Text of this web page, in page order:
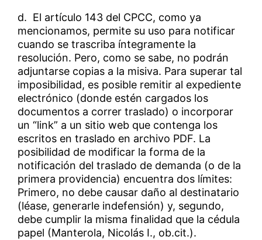
d. El artículo 143 del CPCC, como ya
mencionamos, permite su uso para notificar
cuando se trascriba íntegramente la
resolución. Pero, como se sabe, no podrán
adjuntarse copias a la misiva. Para superar tal
imposibilidad, es posible remitir al expediente
electrónico (donde estén cargados los
documentos a correr traslado) o incorporar
un “link” a un sitio web que contenga los
escritos en traslado en archivo PDF. La
posibilidad de modificar la forma de la
notificación del traslado de demanda (o de la
primera providencia) encuentra dos límites:
Primero, no debe causar daño al destinatario
(léase, generarle indefensión) y, segundo,
debe cumplir la misma finalidad que la cédula
papel (Manterola, Nicolás I., ob.cit.).